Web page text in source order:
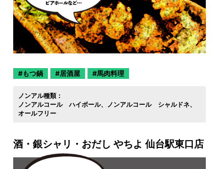
もつ鍋 居酒屋 馬肉料理
ノンアル種類：
ノンアルコール ハイボール
ノンアルコール シャルドネ
オールフリー
酒・銀シャリ・おだし やちよ 仙台駅東口店